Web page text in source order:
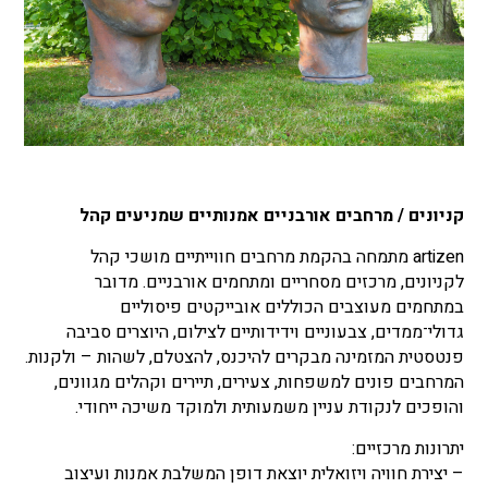
קניונים / מרחבים אורבניים אמנותיים שמניעים קהל
artizen מתמחה בהקמת מרחבים חווייתיים מושכי קהל
לקניונים, מרכזים מסחריים ומתחמים אורבניים. מדובר
במתחמים מעוצבים הכוללים אובייקטים פיסוליים
גדולי־ממדים, צבעוניים וידידותיים לצילום, היוצרים סביבה
פנטסטית המזמינה מבקרים להיכנס, להצטלם, לשהות – ולקנות.
המרחבים פונים למשפחות, צעירים, תיירים וקהלים מגוונים,
והופכים לנקודת עניין משמעותית ולמוקד משיכה ייחודי.
יתרונות מרכזיים:
– יצירת חוויה ויזואלית יוצאת דופן המשלבת אמנות ועיצוב